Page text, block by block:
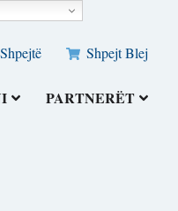
Shpejt Blej
PARTNERËT